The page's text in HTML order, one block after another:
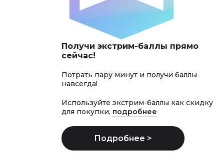
Получи экстрим-баллы прямо
сейчас!
Потрать пару минут и получи баллы
навсегда!
Используйте экстрим-баллы как скидку
для покупки, подробнее